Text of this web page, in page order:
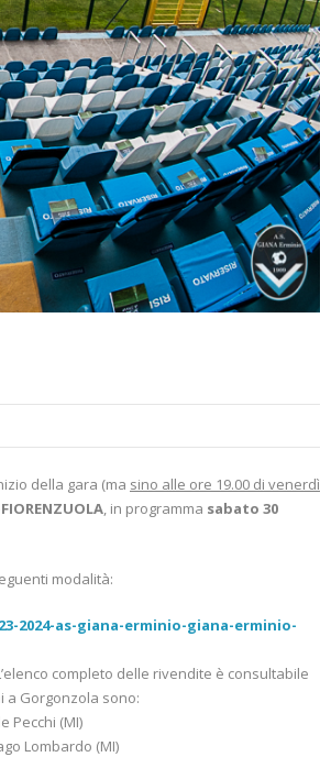
della gara (ma sino alle ore 19.00 di venerdì
, in programma sabato 30
modalità:
2024-as-giana-erminio-giana-erminio-
completo delle rivendite è consultabile
a Gorgonzola sono:
Pecchi (MI)
Lombardo (MI)